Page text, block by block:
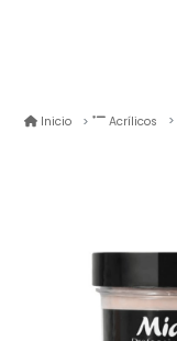
Inicio Acrílicos